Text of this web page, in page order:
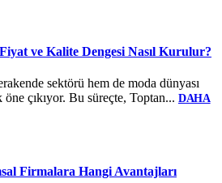
ve Kalite Dengesi Nasıl Kurulur?
sektörü hem de moda dünyası
çıkıyor. Bu süreçte, Toptan... DAHA
Firmalara Hangi Avantajları